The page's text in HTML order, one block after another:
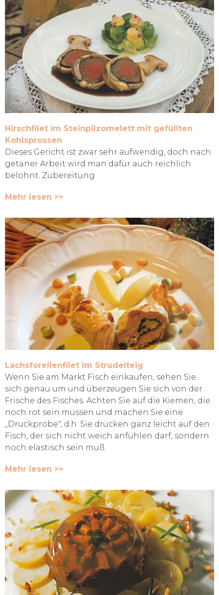
Hirschfilet im Steinpilzomelett mit gefüllten
Kohlsprossen
Dieses Gericht ist zwar sehr aufwendig, doch nach
getaner Arbeit wird man dafür auch reichlich
belohnt. Zubereitung
Mehr lesen >>
Lachsforellenfilet im Strudelteig
Wenn Sie am Markt Fisch einkaufen, sehen Sie
sich genau um und überzeugen Sie sich von der
Frische des Fisches. Achten Sie auf die Kiemen, die
noch rot sein müssen und machen Sie eine
„Druckprobe", d.h. Sie drücken ganz leicht auf den
Fisch, der sich nicht weich anfühlen darf, sondern
noch elastisch sein muß.
Mehr lesen >>